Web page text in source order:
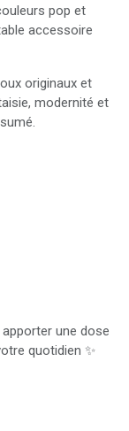
pop et
accessoire
originaux et
modernité et
une dose
quotidien ✨